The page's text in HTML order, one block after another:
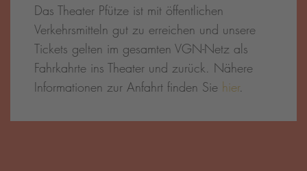
Das Theater Pfütze ist mit öffentlichen
Verkehrsmitteln gut zu erreichen und unsere
Tickets gelten im gesamten VGN-Netz als
Fahrkahrte ins Theater und zurück. Nähere
Informationen zur Anfahrt finden Sie hier.